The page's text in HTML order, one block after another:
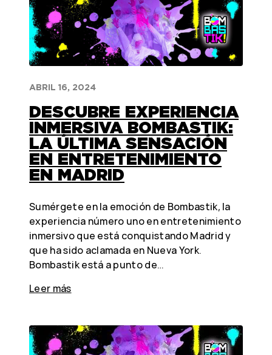
ABRIL 16, 2024
DESCUBRE EXPERIENCIA
INMERSIVA BOMBASTIK:
LA ÚLTIMA SENSACIÓN
EN ENTRETENIMIENTO
EN MADRID
Sumérgete en la emoción de Bombastik, la
experiencia número uno en entretenimiento
inmersivo que está conquistando Madrid y
que ha sido aclamada en Nueva York.
Bombastik está a punto de…
Leer más